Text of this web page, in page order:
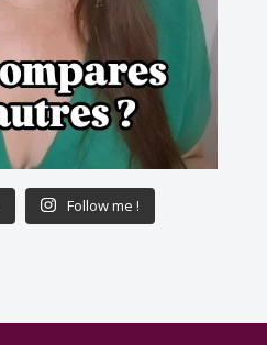
Follow me !